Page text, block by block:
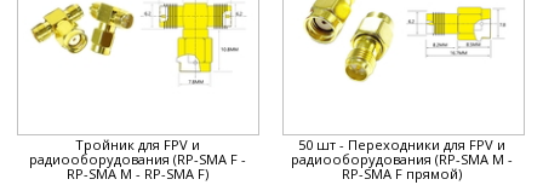
Тройник для FPV и
радиооборудования (RP-SMA F -
RP-SMA M - RP-SMA F)
50 шт - Переходники для FPV и
радиооборудования (RP-SMA M -
RP-SMA F прямой)